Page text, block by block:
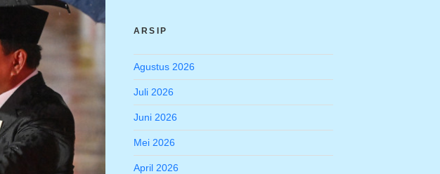
ARSIP
Agustus 2026
Juli 2026
Juni 2026
Mei 2026
April 2026